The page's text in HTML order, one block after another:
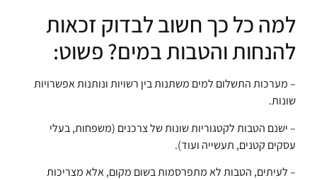
למה כל כך חשוב לבדוק זכאות
להנחות והטבות במים? פשוט:
– מערכות התשלום למים משתנות בין רשויות ונותנות אפשרויות
שונות.
– ישנם הטבות לקטגוריות שונות של צרכנים (משפחות, בעלי
עסקים קטנים, תעשייה ועוד).
– לעיתים, הטבות לא מתפרסמות בשום מקום, אלא מצריכות